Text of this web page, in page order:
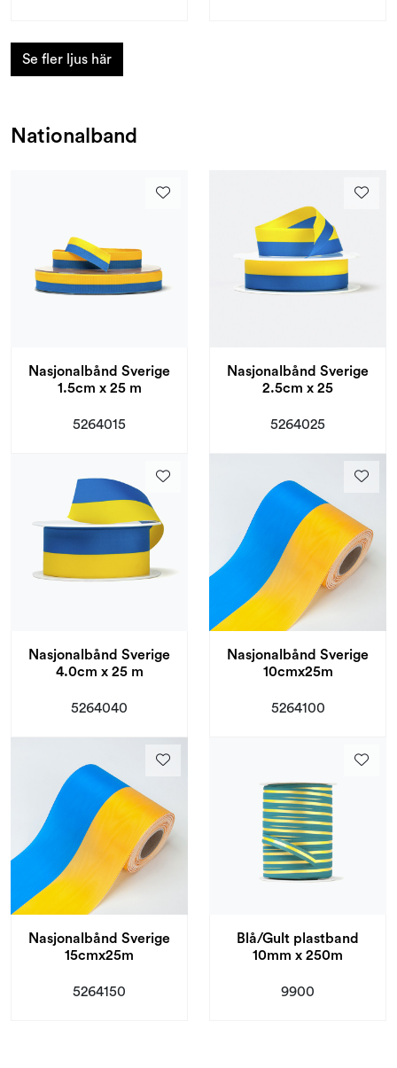
Se fler ljus här
Nationalband
Nasjonalbånd Sverige
1.5cm x 25 m
5264015
Nasjonalbånd Sverige
2.5cm x 25
5264025
Nasjonalbånd Sverige
4.0cm x 25 m
5264040
Nasjonalbånd Sverige
10cmx25m
5264100
Nasjonalbånd Sverige
15cmx25m
5264150
Blå/Gult plastband
10mm x 250m
9900